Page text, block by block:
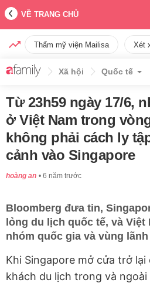
VỀ TRANG CHỦ
Thẩm mỹ viện Mailisa Xét
Xã hội Quốc tế
Từ 23h59 ngày 17/6,
ở Việt Nam trong
không phải cách ly
cảnh vào Singapore
hoàng an 6 năm trước
Bloomberg đưa tin,
lỏng du lịch quốc tế, và Việt
nhóm quốc gia và vùng
Khi Singapore mở cửa trở
khách du lịch trong và